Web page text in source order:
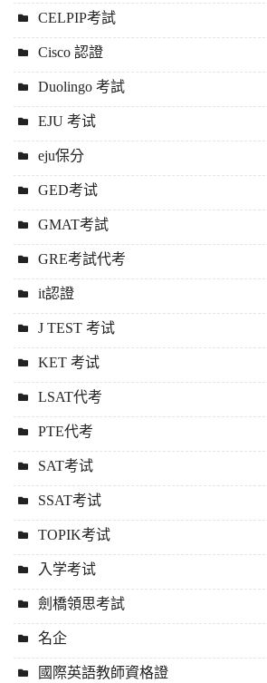
CELPIP考試
Cisco 認證
Duolingo 考試
EJU 考试
eju保分
GED考试
GMAT考試
GRE考試代考
it認證
J TEST 考试
KET 考试
LSAT代考
PTE代考
SAT考试
SSAT考试
TOPIK考试
入学考试
劍橋領思考試
名企
國際英語教師資格證